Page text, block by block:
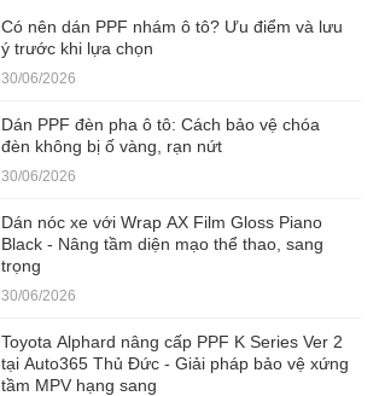
Có nên dán PPF nhám ô tô? Ưu điểm và lưu
ý trước khi lựa chọn
30/06/2026
Dán PPF đèn pha ô tô: Cách bảo vệ chóa
đèn không bị ố vàng, rạn nứt
30/06/2026
Dán nóc xe với Wrap AX Film Gloss Piano
Black - Nâng tầm diện mạo thể thao, sang
trọng
30/06/2026
Toyota Alphard nâng cấp PPF K Series Ver 2
tại Auto365 Thủ Đức - Giải pháp bảo vệ xứng
tầm MPV hạng sang